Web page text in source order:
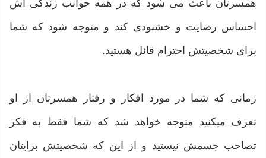
همسرتان باعث می شود که در همه جوانب زندگی اش
احساس رضایت و خشنودی کند و متوجه شود که شما
برای شخصیتش احترام قائل هستید.
زمانی که شما در مورد افکار و رفتار همسرتان از او
تعرف میکنید متوجه خواهد شد که شما فقط به فکر
تصاحب جسمش نیستید و از این که شخصیتش برایتان